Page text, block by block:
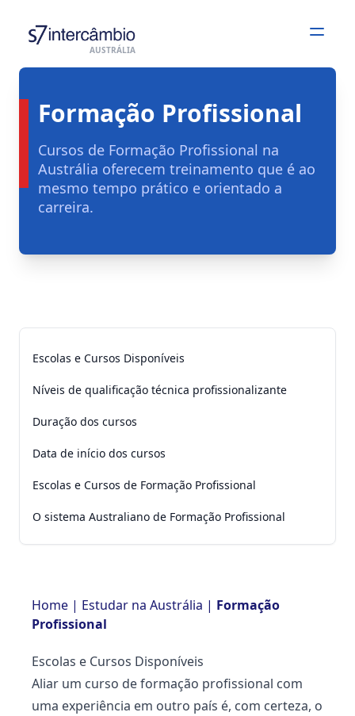
AUSTRÁLIA
Open
Formação Profissional
Cursos de Formação Profissional na
Austrália oferecem treinamento que é ao
mesmo tempo prático e orientado a
carreira.
Escolas e Cursos Disponíveis
Níveis de qualificação técnica profissionalizante
Duração dos cursos
Data de início dos cursos
Escolas e Cursos de Formação Profissional
O sistema Australiano de Formação Profissional
Home | Estudar na Austrália | Formação
Profissional
Escolas e Cursos Disponíveis
Aliar um curso de formação profissional com
uma experiência em outro país é, com certeza, o